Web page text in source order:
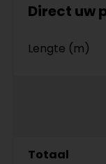
Direct uw
Lengte (m)
Totaal